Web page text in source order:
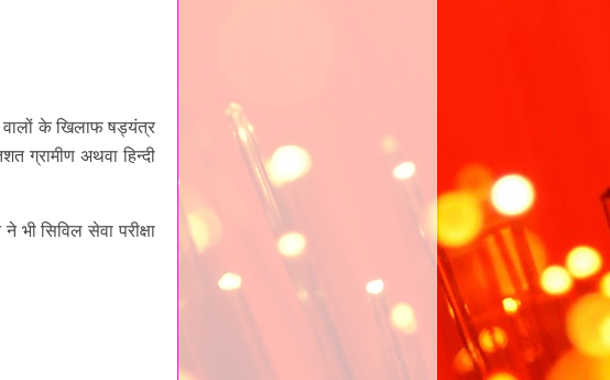
वालों के खिलाफ षड्यंत्र
ग्रामीण अथवा हिन्दी
सिविल सेवा परीक्षा